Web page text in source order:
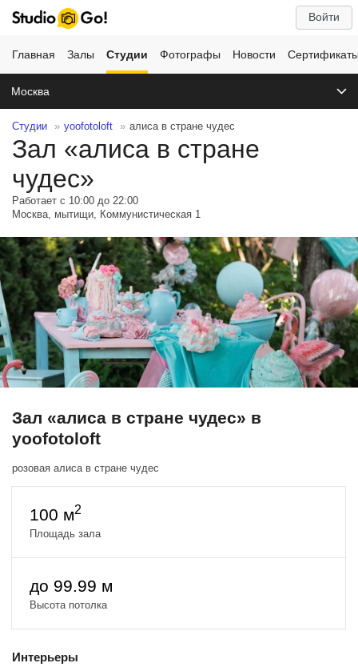
Войти
Главная Залы Студии Фотографы Новости
Москва
Студии yoofotoloft алиса в стране чудес
Зал «алиса в стране
чудес»
Работает с 10:00 до 22:00
Москва, мытищи, Коммунистическая 1
Зал «алиса в стране чудес» в
yoofotoloft
розовая алиса в стране чудес
100 м2
Площадь зала
до 99.99 м
Высота потолка
Интерьеры